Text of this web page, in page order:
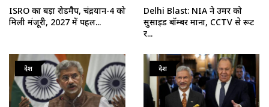
ISRO का बड़ा रोडमैप, चंद्रयान-4 को
मिली मंजूरी, 2027 में पहल...
Delhi Blast: NIA ने उमर को
सुसाइड बॉम्बर माना, CCTV से रूट
र...
देश देश